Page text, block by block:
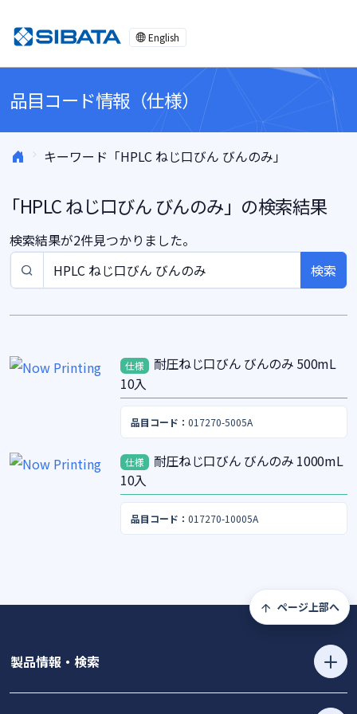
English
品目コード情報（仕様）
キーワード「HPLC ねじ口びん びんのみ」
「HPLC ねじ口びん びんのみ 」の検索結果
検索結果が2件見つかりました。
検索
仕様
耐圧ねじ口びん びんのみ 500mL
10入
品目コード： 017270-5005A
仕様
耐圧ねじ口びん びんのみ 1000mL
10入
品目コード： 017270-10005A
ページ上部へ
製品情報・検索